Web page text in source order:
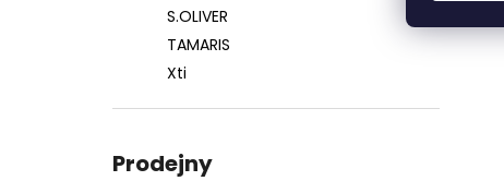
S.OLIVER
TAMARIS
Xti
Prodejny